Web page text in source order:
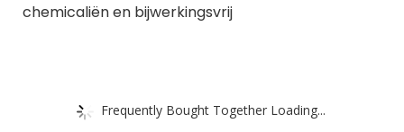
chemicaliën en bijwerkingsvrij
Frequently Bought Together Loading...